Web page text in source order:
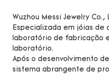
Wuzhou Messi Jewelry
Especializada em jóias de
laboratório de fabricação
laboratório.
Após o desenvolvimento
sistema abrangente de